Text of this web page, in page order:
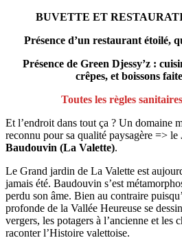
BUVETTE ET
Présence d’un restaurant étoilé,
Présence de Green Djessy’z :
crêpes, et boissons
Toutes les règles
Et l’endroit dans tout ça ? Un domaine
reconnu pour sa qualité paysagère => le
Baudouvin (La Valette).
Le Grand jardin de La Valette est
jamais été. Baudouvin s’est
perdu son âme. Bien au contraire
profonde de la Vallée Heureuse se
vergers, les potagers à l’ancienne et les
raconter l’Histoire valettoise.